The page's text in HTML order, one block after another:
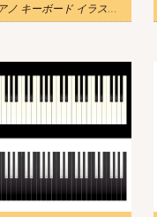
ピアノ キーボード イラスト png イメージ